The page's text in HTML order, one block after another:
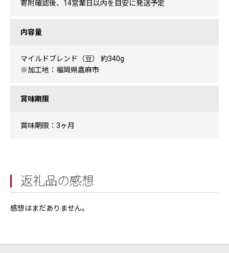
寄附確認後、14営業日以内を目安に発送予定
内容量
マイルドブレンド（豆） 約340g
※加工地：福岡県嘉麻市
賞味期限
賞味期限：3ヶ月
返礼品の感想
感想はまだありません。